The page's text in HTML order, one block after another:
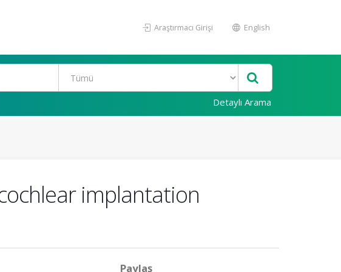
Araştırmacı Girişi English
Detaylı Arama
implantation
Paylaş